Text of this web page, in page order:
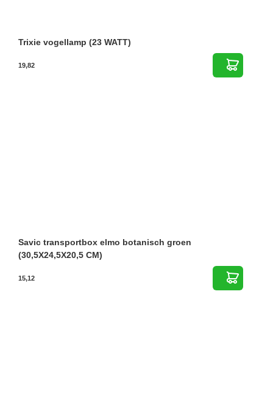
Trixie vogellamp (23 WATT)
19,82
Savic transportbox elmo botanisch groen
(30,5X24,5X20,5 CM)
15,12